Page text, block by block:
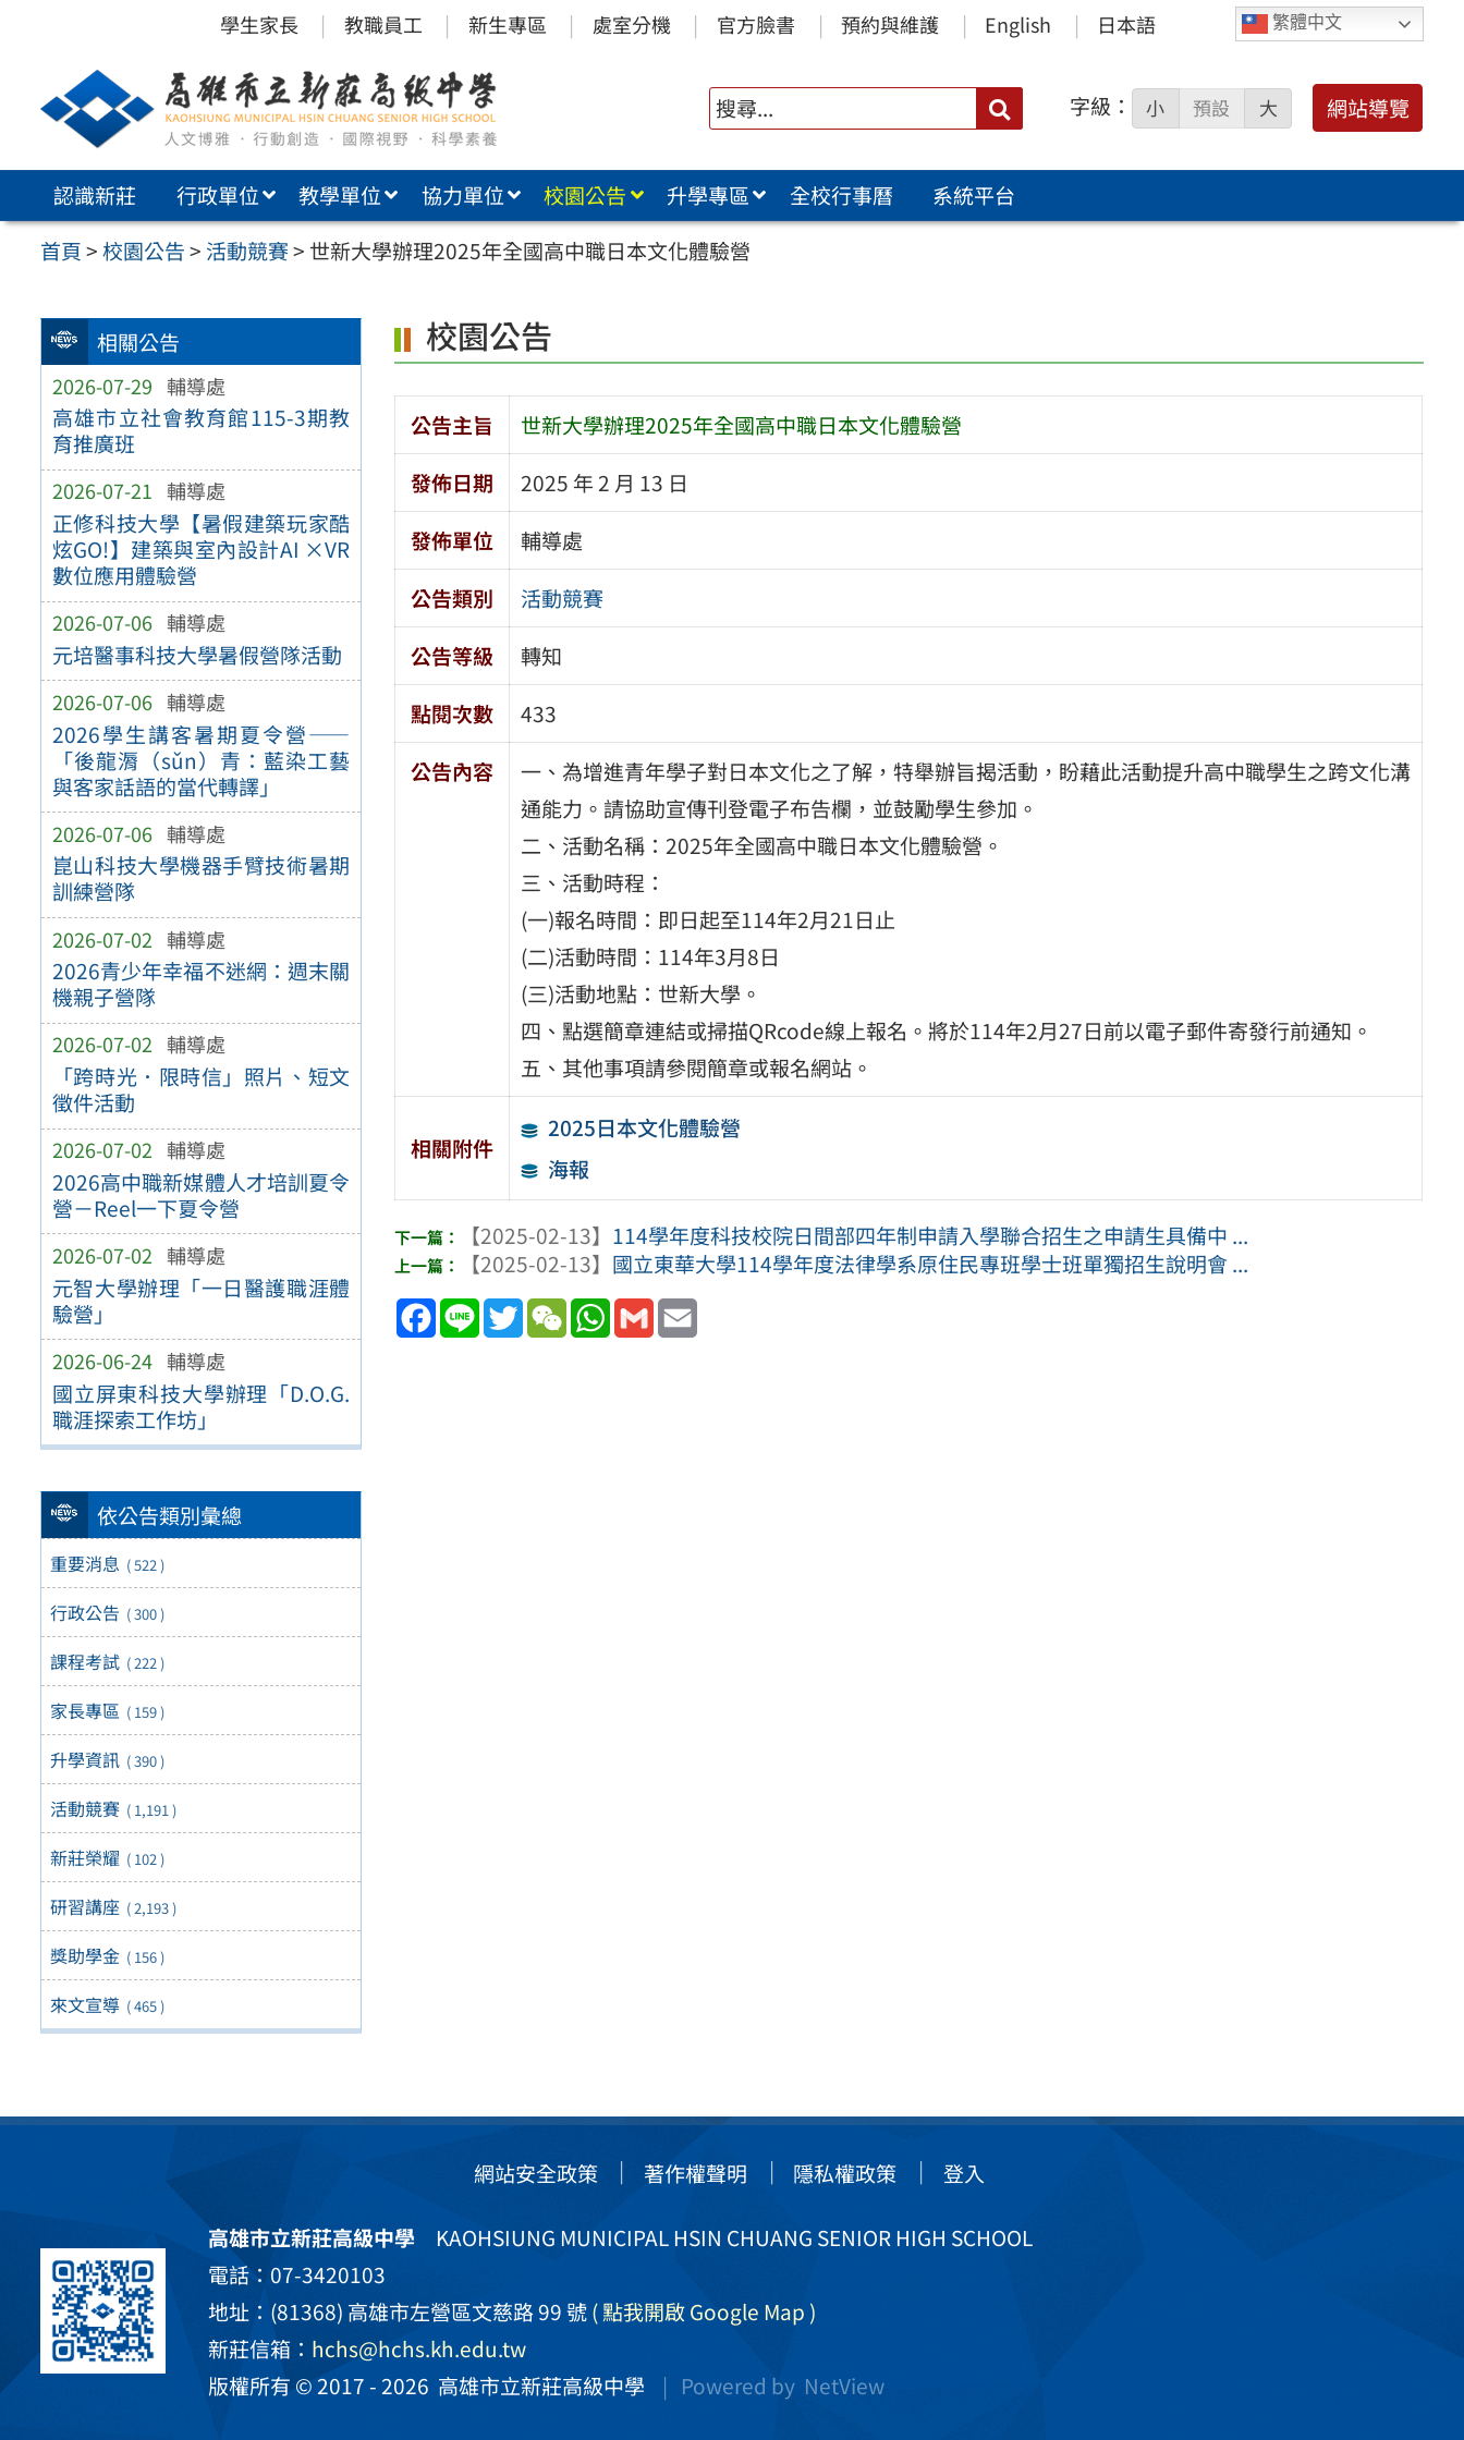
內
繁體中文
學生家長 教職員工 新生專區 處室分機 官方臉書 預約與維護 English 日本語
搜
尋：
字級： 小 預設 大 網站導覽
認識新莊 行政單位 教學單位 協力單位 校園公告 升學專區 全校行事曆
系統平台
首頁>校園公告> 活動競賽> 世新大學辦理2025年全國高中職日本文化體驗營
相關公告
2026-07-29 輔導處
高雄市立社會教育館115-3期教
育推廣班
2026-07-21 輔導處
正修科技大學【暑假建築玩家酷
炫GO!】建築與室內設計AI ×VR
數位應用體驗營
2026-07-06 輔導處
元培醫事科技大學暑假營隊活動
2026-07-06 輔導處
2026學生講客暑期夏令營——
「後龍漘（sǔn）青：藍染工藝
與客家話語的當代轉譯」
2026-07-06 輔導處
崑山科技大學機器手臂技術暑期
訓練營隊
2026-07-02 輔導處
2026青少年幸福不迷網：週末關
機親子營隊
2026-07-02 輔導處
「跨時光．限時信」照片、短文
徵件活動
2026-07-02 輔導處
2026高中職新媒體人才培訓夏令
營－Reel一下夏令營
2026-07-02 輔導處
元智大學辦理「一日醫護職涯體
驗營」
2026-06-24 輔導處
國立屏東科技大學辦理「D.O.G.
職涯探索工作坊」
依公告類別彙總
重要消息 ( 522 )
行政公告 ( 300 )
課程考試 ( 222 )
家長專區 ( 159 )
升學資訊 ( 390 )
活動競賽 ( 1,191 )
新莊榮耀 ( 102 )
研習講座 ( 2,193 )
獎助學金 ( 156 )
來文宣導 ( 465 )
校園公告
公告主旨
世新大學辦理2025年全國高中職日本文化體驗營
發佈日期
2025 年 2 月 13 日
發佈單位
輔導處
公告類別
活動競賽
公告等級
轉知
點閱次數
433
公告內容
一、為增進青年學子對日本文化之了解，特舉辦旨揭活動，盼藉此活動提升高中職學生之跨文化溝
通能力。請協助宣傳刊登電子布告欄，並鼓勵學生參加。
二、活動名稱：2025年全國高中職日本文化體驗營。
三、活動時程：
(一)報名時間：即日起至114年2月21日止
(二)活動時間：114年3月8日
(三)活動地點：世新大學。
四、點選簡章連結或掃描QRcode線上報名。將於114年2月27日前以電子郵件寄發行前通知。
五、其他事項請參閱簡章或報名網站。
相關附件
2025日本文化體驗營
海報
【2025-02-13】 114學年度科技校院日間部四年制申請入學聯合招生之申請生具備中 ...
【2025-02-13】 國立東華大學114學年度法律學系原住民專班學士班單獨招生說明會 ...
Facebook
Line TwitterWeChatWhatsApp
Gmail
網站安全政策 著作權聲明 隱私權政策 登入
高雄市立新莊高級中學KAOHSIUNG MUNICIPAL HSIN CHUANG SENIOR HIGH SCHOOL
電話：07-3420103
地址：(81368) 高雄市左營區文慈路 99 號( 點我開啟 Google Map )
新莊信箱： hchs@hchs.kh.edu.tw
版權所有 © 2017 - 2026 高雄市立新莊高級中學 | Powered by NetView